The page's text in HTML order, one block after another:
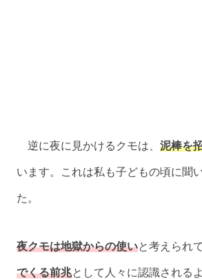
逆に夜に見かけるクモは、 泥棒を
います。これは私も子どもの頃に聞
た。
夜クモは地獄からの使いと考えられ
でくる前兆として人々に認識される